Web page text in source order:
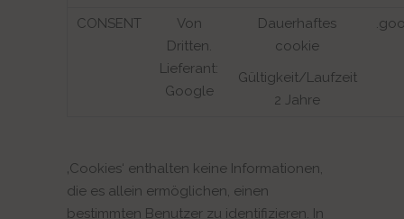
CONSENT
Von
Dritten.
Lieferant:
Google
Dauerhaftes
cookie
Gültigkeit/Laufzeit
2 Jahre
‚Cookies‘ enthalten keine Informationen,
die es allein ermöglichen, einen
bestimmten Benutzer zu identifizieren. In